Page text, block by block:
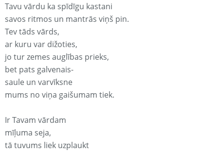
Tavu vārdu ka spīdīgu kastani
savos ritmos un mantrās viņš pin.
Tev tāds vārds,
ar kuru var dižoties,
jo tur zemes auglības prieks,
bet pats galvenais-
saule un varvīksne
mums no viņa gaišumam tiek.
Ir Tavam vārdam
mīļuma seja,
tā tuvums liek uzplaukt